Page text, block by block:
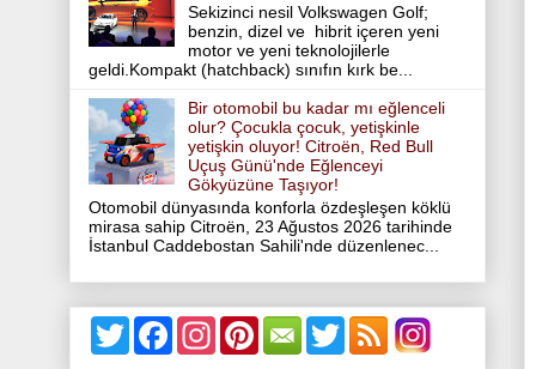
Sekizinci nesil Volkswagen Golf;
benzin, dizel ve hibrit içeren yeni
motor ve yeni teknolojilerle
geldi.Kompakt (hatchback) sınıfın kırk be...
Bir otomobil bu kadar mı eğlenceli
olur? Çocukla çocuk, yetişkinle
yetişkin oluyor! Citroën, Red Bull
Uçuş Günü'nde Eğlenceyi
Gökyüzüne Taşıyor!
Otomobil dünyasında konforla özdeşleşen köklü
mirasa sahip Citroën, 23 Ağustos 2026 tarihinde
İstanbul Caddebostan Sahili'nde düzenlenec...
T
w
F
P
T